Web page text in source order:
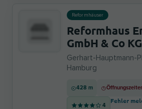
Reformhäuser
Reformhaus
GmbH & Co KG
Gerhart-Hauptmann-
Hamburg
428 m
4
Fehler